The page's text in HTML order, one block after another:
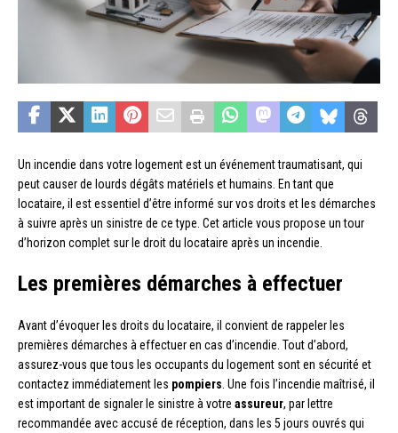
Un incendie dans votre logement est un événement traumatisant, qui
peut causer de lourds dégâts matériels et humains. En tant que
locataire, il est essentiel d’être informé sur vos droits et les démarches
à suivre après un sinistre de ce type. Cet article vous propose un tour
d’horizon complet sur le droit du locataire après un incendie.
Les premières démarches à effectuer
Avant d’évoquer les droits du locataire, il convient de rappeler les
premières démarches à effectuer en cas d’incendie. Tout d’abord,
assurez-vous que tous les occupants du logement sont en sécurité et
contactez immédiatement les pompiers . Une fois l’incendie maîtrisé, il
est important de signaler le sinistre à votre assureur, par lettre
recommandée avec accusé de réception, dans les 5 jours ouvrés qui